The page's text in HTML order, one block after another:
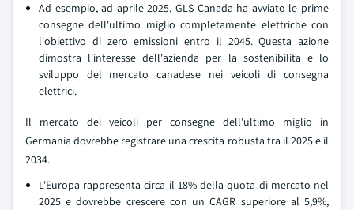
Ad esempio, ad aprile 2025, GLS Canada ha avviato le prime
consegne dell'ultimo miglio completamente elettriche con
l'obiettivo di zero emissioni entro il 2045. Questa azione
dimostra l'interesse dell'azienda per la sostenibilita e lo
sviluppo del mercato canadese nei veicoli di consegna
elettrici.
Il mercato dei veicoli per consegne dell'ultimo miglio in
Germania dovrebbe registrare una crescita robusta tra il 2025 e il
2034.
L'Europa rappresenta circa il 18% della quota di mercato nel
2025 e dovrebbe crescere con un CAGR superiore al 5,9%,